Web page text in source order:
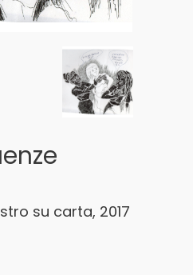
su carta, 2017